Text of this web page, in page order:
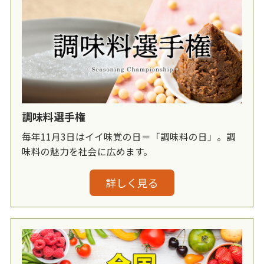
調味料選手権
毎年11月3日はイイ味覚の日＝「調味料の日」。調
味料の魅力を社会に広めます。
詳しく見る